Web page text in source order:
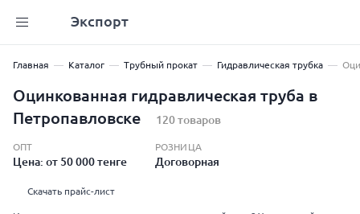
Экспорт
Главная Каталог Трубный прокат Гидравлическая трубка
Оцинкованная гидравлическая труба в
Петропавловске
120 товаров
ОПТ
Цена: от 50 000 тенге
РОЗНИЦА
Договорная
Скачать прайс-лист